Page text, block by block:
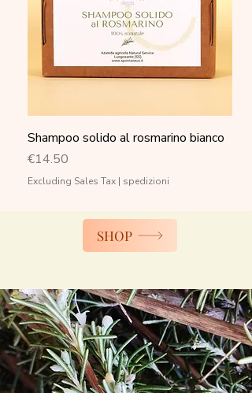
Shampoo solido al rosmarino bianco
Price
€14.50
Excluding Sales Tax | spedizioni
SHOP